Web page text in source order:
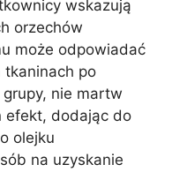
wskazują
orzechów
może odpowiadać
tkaninach po
nie martw
efekt, dodając do
olejku
na uzyskanie